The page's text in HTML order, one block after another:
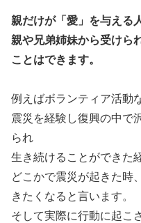
親だけが「愛」を与える
親や兄弟姉妹から受けら
ことはできます。
例えばボランティア活動
震災を経験し復興の中で
られ
生き続けることができた
どこかで震災が起きた時
きたくなると言います。
そして実際に行動に起こ